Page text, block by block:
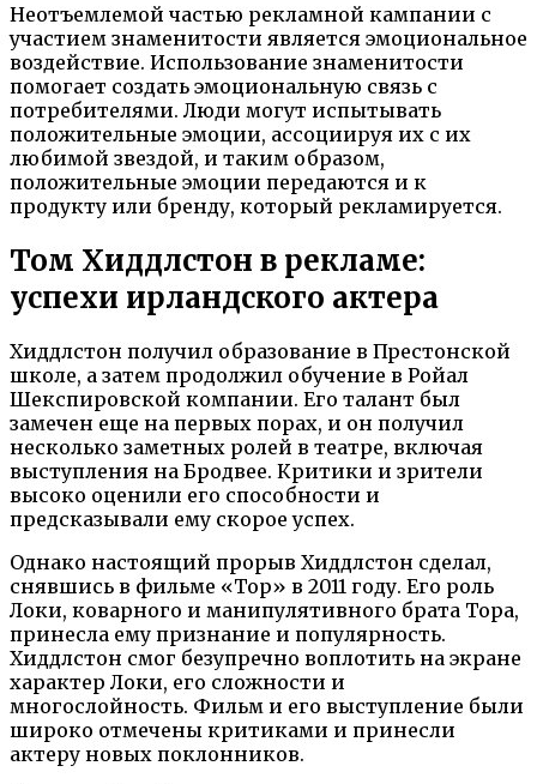
Неотъемлемой частью рекламной кампании с
участием знаменитости является эмоциональное
воздействие. Использование знаменитости
помогает создать эмоциональную связь с
потребителями. Люди могут испытывать
положительные эмоции, ассоциируя их с их
любимой звездой, и таким образом,
положительные эмоции передаются и к
продукту или бренду, который рекламируется.
Том Хиддлстон в рекламе:
успехи ирландского актера
Хиддлстон получил образование в Престонской
школе, а затем продолжил обучение в Ройал
Шекспировской компании. Его талант был
замечен еще на первых порах, и он получил
несколько заметных ролей в театре, включая
выступления на Бродвее. Критики и зрители
высоко оценили его способности и
предсказывали ему скорое успех.
Однако настоящий прорыв Хиддлстон сделал,
снявшись в фильме «Тор» в 2011 году. Его роль
Локи, коварного и манипулятивного брата Тора,
принесла ему признание и популярность.
Хиддлстон смог безупречно воплотить на экране
характер Локи, его сложности и
многослойность. Фильм и его выступление были
широко отмечены критиками и принесли
актеру новых поклонников.